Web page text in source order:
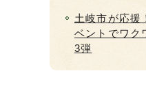
土岐市が応援
ベントでワ
3弾